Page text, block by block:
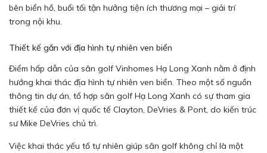
bên biển hồ, buổi tối tận hưởng tiện ích thương mại – giải trí
trong nội khu.
Thiết kế gắn với địa hình tự nhiên ven biển
Điểm hấp dẫn của sân golf Vinhomes Hạ Long Xanh nằm ở định
hướng khai thác địa hình tự nhiên ven biển. Theo một số nguồn
thông tin dự án, tổ hợp sân golf Hạ Long Xanh có sự tham gia
thiết kế của đơn vị quốc tế Clayton, DeVries & Pont, do kiến trúc
sư Mike DeVries chủ trì.
Việc khai thác yếu tố tự nhiên giúp sân golf không chỉ là một